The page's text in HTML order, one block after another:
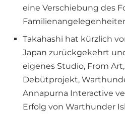
eine Verschiebung des
Takahashi hat kürzlich
Japan zurückgekehrt
eigenes Studio, From
Debütprojekt,
Annapurna Interactive
Erfolg von Warthunder